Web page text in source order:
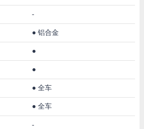
-
● 铝合金
●
●
● 全车
● 全车
-